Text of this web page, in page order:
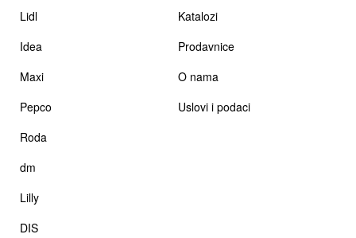
Lidl
Idea
Maxi
Pepco
Roda
dm
Lilly
DIS
Katalozi
Prodavnice
O nama
Uslovi i podaci